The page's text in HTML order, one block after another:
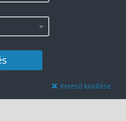
Kereső kiürítése